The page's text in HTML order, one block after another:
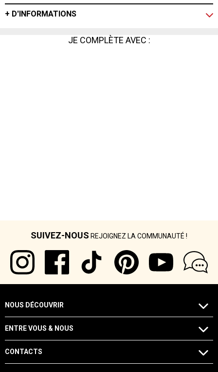
+ D'INFORMATIONS
JE COMPLÈTE AVEC :
SUIVEZ-NOUS REJOIGNEZ LA COMMUNAUTÉ !
NOUS DÉCOUVRIR
ENTRE VOUS & NOUS
CONTACTS